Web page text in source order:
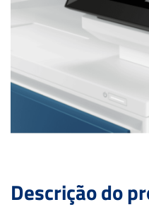
Descrição do